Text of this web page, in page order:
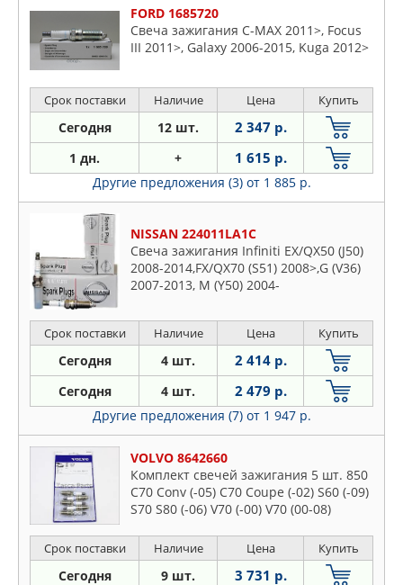
FORD 1685720
Свеча зажигания C-MAX 2011>, Focus
III 2011>, Galaxy 2006-2015, Kuga 2012>
Срок поставки Наличие Цена Купить
Сегодня 12 шт. 2 347 р.
1 дн. + 1 615 р.
Другие предложения (3) от 1 885 р.
NISSAN 224011LA1C
Свеча зажигания Infiniti EX/QX50 (J50)
2008-2014,FX/QX70 (S51) 2008>,G (V36)
2007-2013, M (Y50) 2004-
(Z51),Teana J32
Срок поставки Наличие Цена Купить
Сегодня 4 шт. 2 414 р.
Сегодня 4 шт. 2 479 р.
Другие предложения (7) от 1 947 р.
VOLVO 8642660
Комплект свечей зажигания 5 шт. 850
C70 Conv (-05) C70 Coupe (-02) S60 (-09)
S70 S80 (-06) V70 (-00) V70 (00-08)
Срок поставки Наличие Цена Купить
Сегодня 9 шт. 3 731 р.